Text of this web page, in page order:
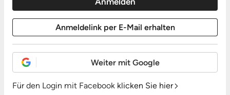
Weiter mit Google
Für den Login mit Facebook klicken Sie hier